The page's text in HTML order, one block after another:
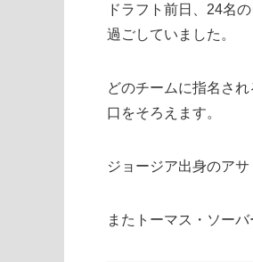
ドラフト前日、24名
過ごしていました。
どのチームに指名さ
口をそろえます。
ジョージア出身のア
またトーマス・ソー